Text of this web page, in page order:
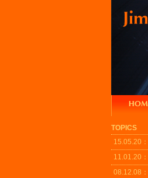
TOPICS
15.05.20：
11.01.20：
08.12.08：